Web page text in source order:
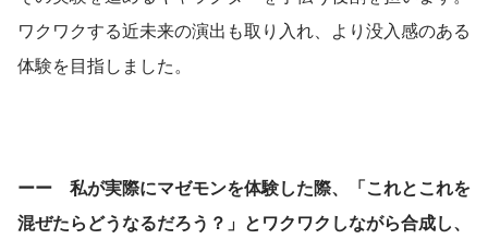
ワクワクする近未来の演出も取り入れ、より没入感のある
体験を目指しました。
ーー　私が実際にマゼモンを体験した際、「これとこれを
混ぜたらどうなるだろう？」とワクワクしながら合成し、